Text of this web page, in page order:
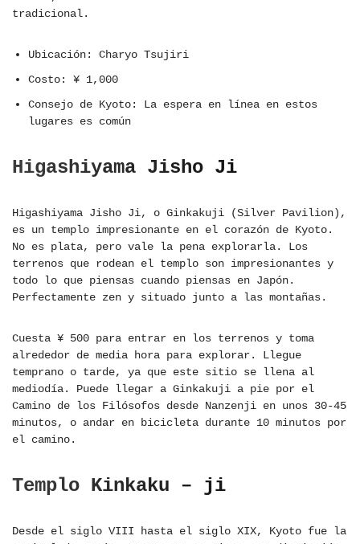
tradicional.
Ubicación: Charyo Tsujiri
Costo: ¥ 1,000
Consejo de Kyoto: La espera en línea en estos
lugares es común
Higashiyama Jisho Ji
Higashiyama Jisho Ji, o Ginkakuji (Silver Pavilion),
es un templo impresionante en el corazón de Kyoto.
No es plata, pero vale la pena explorarla. Los
terrenos que rodean el templo son impresionantes y
todo lo que piensas cuando piensas en Japón.
Perfectamente zen y situado junto a las montañas.
Cuesta ¥ 500 para entrar en los terrenos y toma
alrededor de media hora para explorar. Llegue
temprano o tarde, ya que este sitio se llena al
mediodía. Puede llegar a Ginkakuji a pie por el
Camino de los Filósofos desde Nanzenji en unos 30-45
minutos, o andar en bicicleta durante 10 minutos por
el camino.
Templo Kinkaku – ji
Desde el siglo VIII hasta el siglo XIX, Kyoto fue la